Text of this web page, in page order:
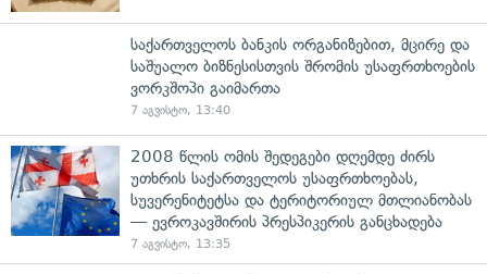
საქართველოს ბანკის ორგანიზებით, მცირე და
საშუალო ბიზნესისთვის შრომის უსაფრთხოების
ვორკშოპი გაიმართა
7 აგვისტო, 13:40
2008 წლის ომის შედეგები დღემდე ძირს
უთხრის საქართველოს უსაფრთხოებას,
სუვერენიტეტსა და ტერიტორიულ მთლიანობას
— ევროკავშირის პრესპიკერის განცხადება
7 აგვისტო, 13:35